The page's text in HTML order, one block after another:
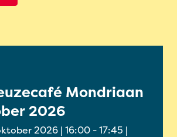
Mondriaan
2026
| 16:00 - 17:45 |